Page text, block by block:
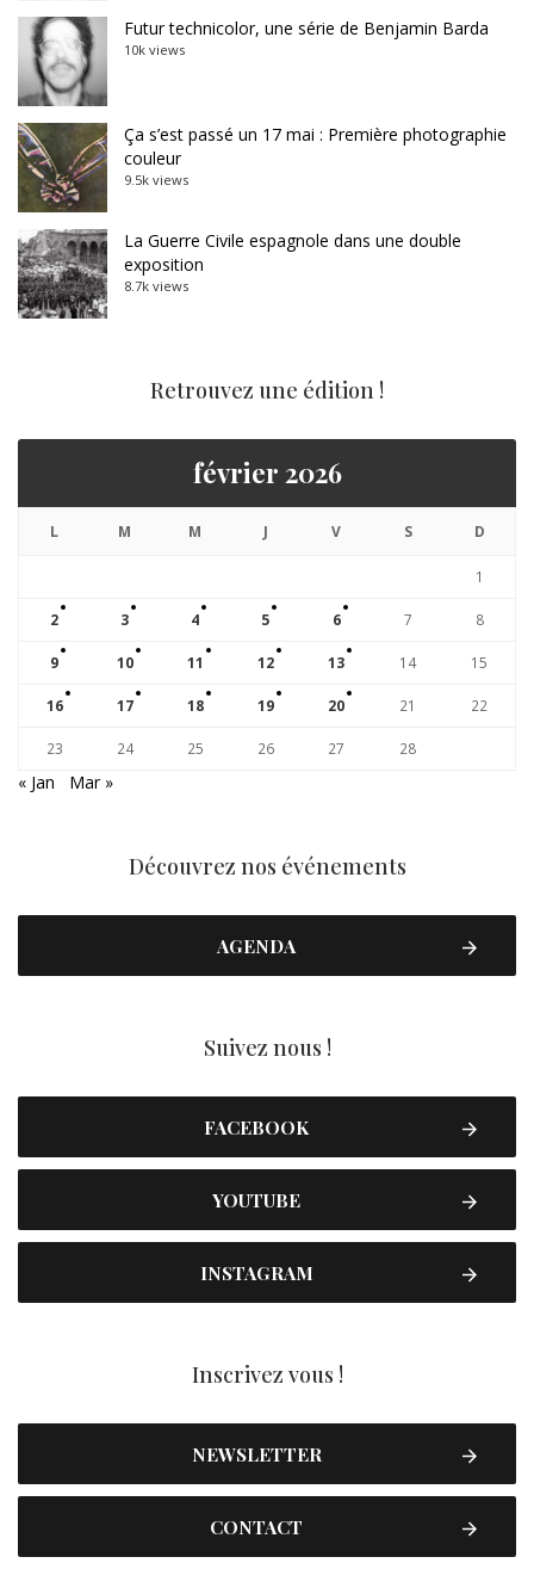
Futur technicolor, une série de Benjamin Barda
10k views
Ça s’est passé un 17 mai : Première photographie
couleur
9.5k views
La Guerre Civile espagnole dans une double
exposition
8.7k views
Retrouvez une édition !
février 2026
L M M J V S D
1
2 3 4 5 6 7 8
9 10 11 12 13 14 15
16 17 18 19 20 21 22
23 24 25 26 27 28
« Jan Mar »
Découvrez nos événements
AGENDA
Suivez nous !
FACEBOOK
YOUTUBE
INSTAGRAM
Inscrivez vous !
NEWSLETTER
CONTACT